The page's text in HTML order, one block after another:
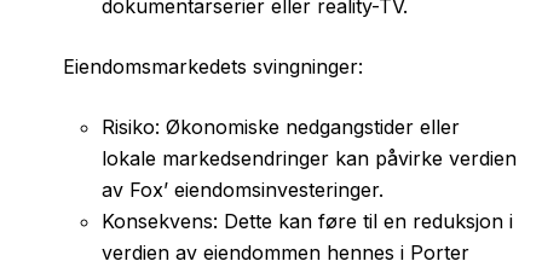
dokumentarserier eller reality-TV.
Eiendomsmarkedets svingninger:
Risiko: Økonomiske nedgangstider eller
lokale markedsendringer kan påvirke verdien
av Fox’ eiendomsinvesteringer.
Konsekvens: Dette kan føre til en reduksjon i
verdien av eiendommen hennes i Porter